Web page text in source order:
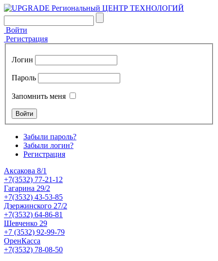
Войти
Регистрация
Логин
Пароль
Запомнить меня
Забыли пароль?
Забыли логин?
Регистрация
Аксакова 8/1
+7(3532) 77-21-12
Гагарина 29/2
+7(3532) 43-53-85
Дзержинского 27/2
+7(3532) 64-86-81
Шевченко 29
+7 (3532) 92-99-79
ОренКасса
+7(3532) 78-08-50